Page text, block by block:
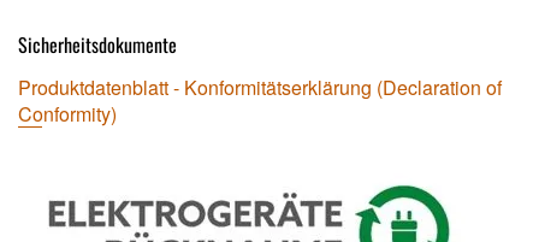
Sicherheitsdokumente
Produktdatenblatt - Konformitätserklärung (Declaration of
Conformity)